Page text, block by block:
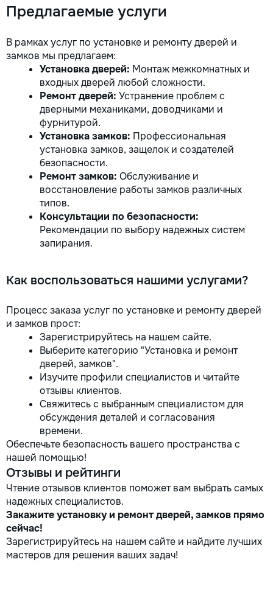
Предлагаемые услуги
В рамках услуг по установке и ремонту дверей и
замков мы предлагаем:
Установка дверей: Монтаж межкомнатных и
входных дверей любой сложности.
Ремонт дверей: Устранение проблем с
дверными механиками, доводчиками и
фурнитурой.
Установка замков: Профессиональная
установка замков, защелок и создателей
безопасности.
Ремонт замков: Обслуживание и
восстановление работы замков различных
типов.
Консультации по безопасности:
Рекомендации по выбору надежных систем
запирания.
Как воспользоваться нашими услугами?
Процесс заказа услуг по установке и ремонту дверей
и замков прост:
Зарегистрируйтесь на нашем сайте.
Выберите категорию "Установка и ремонт
дверей, замков".
Изучите профили специалистов и читайте
отзывы клиентов.
Свяжитесь с выбранным специалистом для
обсуждения деталей и согласования
времени.
Обеспечьте безопасность вашего пространства с
нашей помощью!
Отзывы и рейтинги
Чтение отзывов клиентов поможет вам выбрать самых
надежных специалистов.
Закажите установку и ремонт дверей, замков прямо
сейчас!
Зарегистрируйтесь на нашем сайте и найдите лучших
мастеров для решения ваших задач!